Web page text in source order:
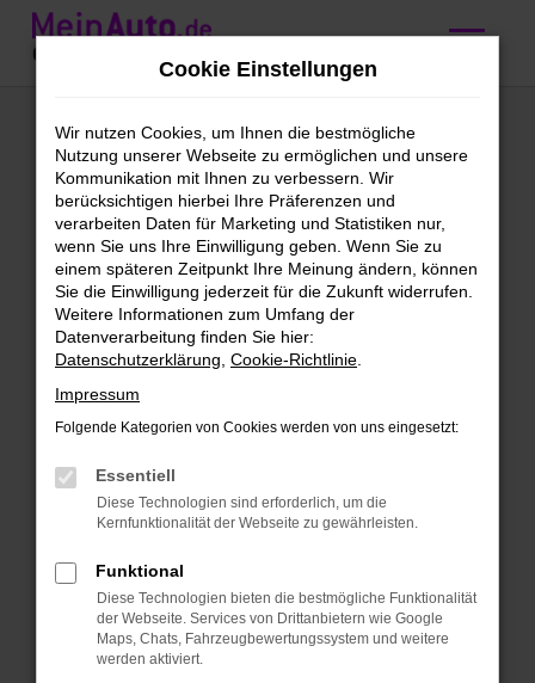
Zum
Hauptinhalt
Ford Fiesta kaufen
mit Lieferservice
nach Würzburg
Wir bieten günstige Ford Fiesta
für Würzburg
Schleichst du bereits um einen Ford
Fiesta herum und möchtest bald mit
diesem Modell in Würzburg unterwegs
denn wir bieten dieses erstklassige
Fahrzeug zu einem sensationellen Preis.
an die Spezialisten für den Ford Fiesta
und eine Reihe anderer Modelle geraten.
Für uns spricht, dass wir ausschließlich
Fahrzeuge aus erster Hand anbieten
Cookie Einstellungen
Wir nutzen Cookies, um Ihnen die bestmögliche
Nutzung unserer Webseite zu ermöglichen und unsere
Kommunikation mit Ihnen zu verbessern. Wir
berücksichtigen hierbei Ihre Präferenzen und
verarbeiten Daten für Marketing und Statistiken nur,
wenn Sie uns Ihre Einwilligung geben. Wenn Sie zu
einem späteren Zeitpunkt Ihre Meinung ändern, können
Sie die Einwilligung jederzeit für die Zukunft widerrufen.
Weitere Informationen zum Umfang der
Datenverarbeitung finden Sie hier:
Datenschutzerklärung Cookie-Richtlinie
Impressum
Folgende Kategorien von Cookies werden von uns eingesetzt:
Essentiell
Diese Technologien sind erforderlich, um die
Kernfunktionalität der Webseite zu gewährleisten.
Funktional
Diese Technologien bieten die bestmögliche Funktionalität
der Webseite. Services von Drittanbietern wie Google
Maps, Chats, Fahrzeugbewertungssystem und weitere
werden aktiviert.